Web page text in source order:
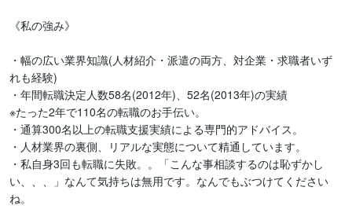
《私の強み》
・幅の広い業界知識(人材紹介・派遣の両方、対企業・求職者いず
れも経験)
・年間転職決定人数58名(2012年)、52名(2013年)の実績
※たった2年で110名の転職のお手伝い。
・通算300名以上の転職支援実績による専門的アドバイス。
・人材業界の裏側、リアルな実態について精通しています。
・私自身3回も転職に失敗。。「こんな事相談するのは恥ずかし
い、、、」なんて気持ちは無用です。なんでもぶつけてください
ね。